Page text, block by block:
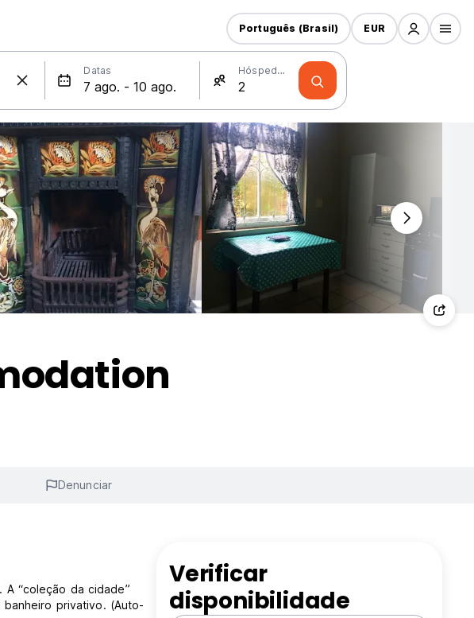
Datas Hóspedes
Português (Brasil) EUR
Denunciar
“coleção da cidade”
privativo. (Auto-
Verificar
disponibilidade